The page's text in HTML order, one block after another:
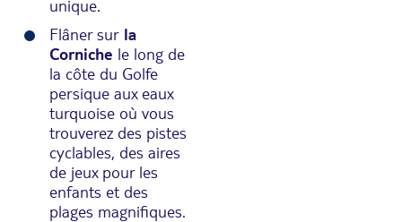
unique.
Flâner sur la
Corniche le long de
la côte du Golfe
persique aux eaux
turquoise où vous
trouverez des pistes
cyclables, des aires
de jeux pour les
enfants et des
plages magnifiques.